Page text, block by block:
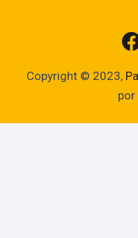
Copyright © 2023,
por